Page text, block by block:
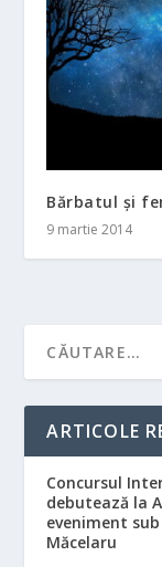
Bărbatul și
9 martie 2014
ARTICOLE
Concursul
debutează la
eveniment
Măcelaru